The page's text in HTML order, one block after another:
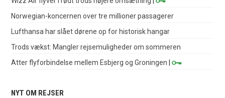
Norwegian-koncernen over tre millioner passagerer
Lufthansa har slået dørene op for historisk hangar
Trods vækst: Mangler rejsemuligheder om sommeren
Atter flyforbindelse mellem Esbjerg og Groningen |
NYT OM REJSER